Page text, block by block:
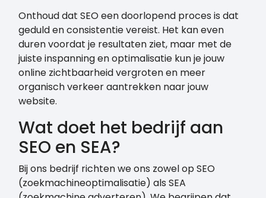
Onthoud dat SEO een doorlopend proces is dat
geduld en consistentie vereist. Het kan even
duren voordat je resultaten ziet, maar met de
juiste inspanning en optimalisatie kun je jouw
online zichtbaarheid vergroten en meer
organisch verkeer aantrekken naar jouw
website.
Wat doet het bedrijf aan
SEO en SEA?
Bij ons bedrijf richten we ons zowel op SEO
(zoekmachineoptimalisatie) als SEA